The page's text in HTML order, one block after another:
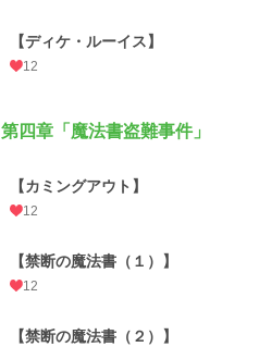
【ディケ・ルーイス】
12
第四章「魔法書盗難事件」
【カミングアウト】
12
【禁断の魔法書（１）】
12
【禁断の魔法書（２）】